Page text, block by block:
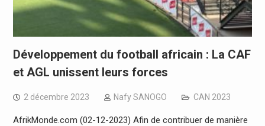
Développement du football africain : La CAF
et AGL unissent leurs forces
2 décembre 2023 Nafy SANOGO CAN 2023
AfrikMonde.com (02-12-2023) Afin de contribuer de manière